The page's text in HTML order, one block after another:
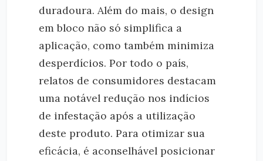
duradoura. Além do mais, o design
em bloco não só simplifica a
aplicação, como também minimiza
desperdícios. Por todo o país,
relatos de consumidores destacam
uma notável redução nos indícios
de infestação após a utilização
deste produto. Para otimizar sua
eficácia, é aconselhável posicionar